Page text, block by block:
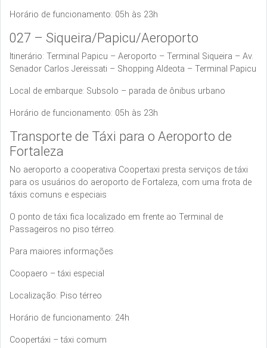
Horário de funcionamento: 05h às 23h
027 – Siqueira/Papicu/Aeroporto
Itinerário: Terminal Papicu – Aeroporto – Terminal Siqueira – Av.
Senador Carlos Jereissati – Shopping Aldeota – Terminal Papicu
Local de embarque: Subsolo – parada de ônibus urbano
Horário de funcionamento: 05h às 23h
Transporte de Táxi para o Aeroporto de
Fortaleza
No aeroporto a cooperativa Coopertaxi presta serviços de táxi
para os usuários do aeroporto de Fortaleza, com uma frota de
táxis comuns e especiais
O ponto de táxi fica localizado em frente ao Terminal de
Passageiros no piso térreo.
Para maiores informações
Coopaero – táxi especial
Localização: Piso térreo
Horário de funcionamento: 24h
Coopertáxi – táxi comum